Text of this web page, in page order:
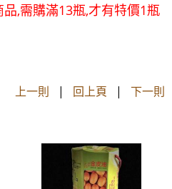
,需購滿13瓶,才有特價1瓶
上一則 | 回上頁 | 下一則